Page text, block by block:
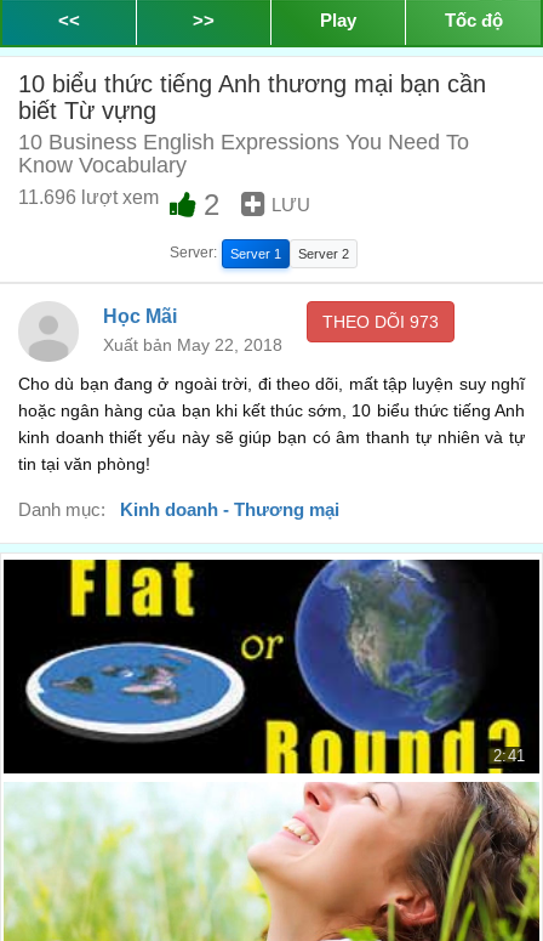
00:18
and unique vocabulary that's
...
used in these professional contexts is so important!
...
But today I want to focus on some really common,
...
very useful expressions that you'll hear often at work
...
00:35
and in these professional contexts .
...
At the office. With your colleagues.
With your boss. With your clients, your customers.
In interviews, speaking exams, with your teacher
00:50
or your university professor.
...
00:54
If you haven't already noticed, you'll soon realise
...
00:58
<< >> Play Tốc độ
10 biểu thức tiếng Anh thương mại bạn cần
biết Từ vựng
10 Business English Expressions You Need To
Know Vocabulary
11.696 lượt xem 2 LƯU
Server: Server 1 Server 2
Học Mãi
Xuất bản May 22, 2018
THEO DÕI 973
Cho dù bạn đang ở ngoài trời, đi theo dõi, mất tập luyện suy nghĩ
hoặc ngân hàng của bạn khi kết thúc sớm, 10 biểu thức tiếng Anh
kinh doanh thiết yếu này sẽ giúp bạn có âm thanh tự nhiên và tự
tin tại văn phòng!
Danh mục: Kinh doanh - Thương mại
2:41
10 lý do giúp chúng ta biết tại sao Trái Đất h...
Top 10 reasons why we know the E...
15.971 lượt xem